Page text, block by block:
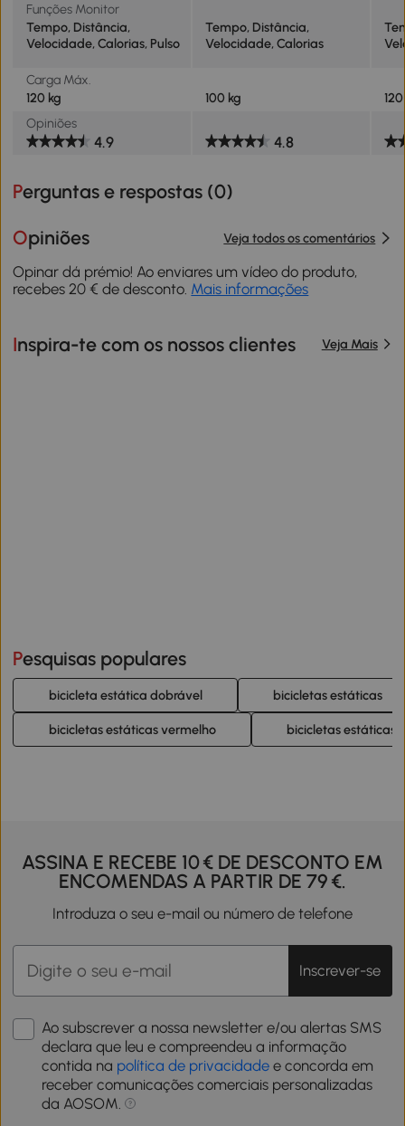
Funções Monitor
Tempo, Distância,
Velocidade, Calorias, Pulso
Tempo, Distância,
Velocidade, Calorias
Carga Máx.
120 kg
100 kg
Opiniões
4.9 4.8
Perguntas e respostas (0)
Opiniões Veja todos os comentários
Opinar dá prémio! Ao enviares um vídeo do produto,
recebes 20 € de desconto. Mais informações
Inspira-te com os nossos clientes Veja Mais
Pesquisas populares
bicicleta estática dobrável bicicletas estáticas
bicicletas estáticas vermelho bicicletas estáticas
ASSINA E RECEBE 10 € DE DESCONTO EM
ENCOMENDAS A PARTIR DE 79 €.
Introduza o seu e-mail ou número de telefone
Inscrever-se
Ao subscrever a nossa newsletter e/ou alertas SMS
declara que leu e compreendeu a informação
contida na política de privacidade e concorda em
receber comunicações comerciais personalizadas
da AOSOM.